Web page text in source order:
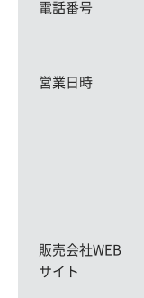
電話番号
営業日時
販売会社WEB
サイト